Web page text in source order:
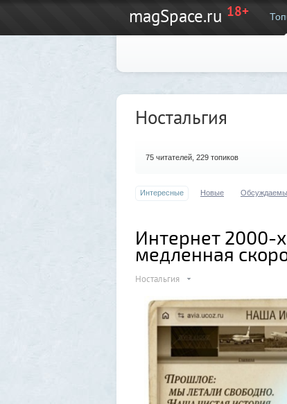
magSpace.ru 18+
Ностальгия
75 читателей, 229 топиков
Интересные Новые
Интернет 2000-
медленная
Ностальгия